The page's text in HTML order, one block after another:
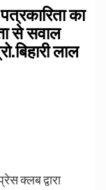
का
से सवाल
लाल
क्लब द्वारा